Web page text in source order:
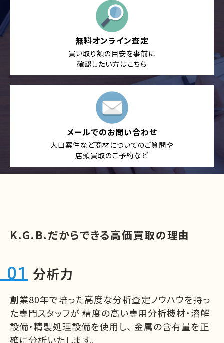
無料オンライン査定
買い取り額の目安を事前に
確認したい方はこちら
メールでのお問い合わせ
大口案件など商材についてのご質問や
店頭買取のご予約など
K.G.B.だからできる高価買取の理由
分析力
創業80年で培った高度な分析査定ノウハウを持っ
た専門スタッフが 精度の高い専用分析機材・溶解
設備・精製処理設備を使用し、 金属の含有量を正
確に分析いたします。